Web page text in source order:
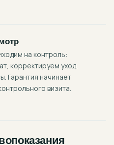
на контроль:
корректируем уход,
Гарантия начинает
визита.